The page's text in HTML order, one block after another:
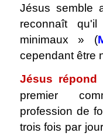
Jésus semble
reconnaît
minimaux » (
cependant être
Jésus répond
premier
profession de
trois fois par